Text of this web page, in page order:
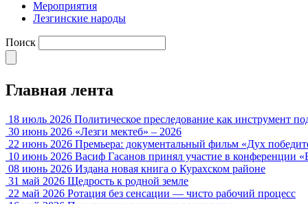
Мероприятия
Лезгинские народы
Поиск
Главная лента
18 июль 2026 Политическое преследование как инструмент
30 июнь 2026 «Лезги мектеб» – 2026
22 июнь 2026 Премьера: документальный фильм «Дух
10 июнь 2026 Васиф Гасанов принял участие в конференции
08 июнь 2026 Издана новая книга о Курахском районе
31 май 2026 Щедрость к родной земле
22 май 2026 Ротация без сенсации — чисто рабочий процесс